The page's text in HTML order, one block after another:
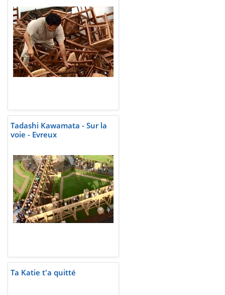
Tadashi Kawamata - Sur la
voie - Evreux
Ta Katie t'a quitté